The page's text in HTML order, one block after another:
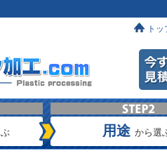
トッ
用途 から選